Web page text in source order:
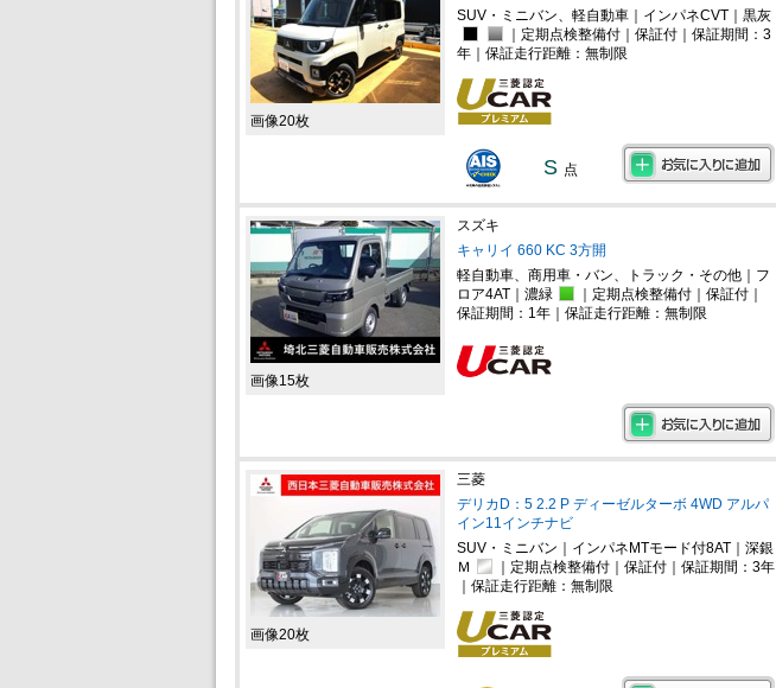
画像20枚
SUV・ミニバン、軽自動車｜インパネCVT｜黒灰
｜定期点検整備付｜保証付｜保証期間：3
年｜保証走行距離：無制限
S 点
画像15枚
スズキ
キャリイ 660 KC 3方開
軽自動車、商用車・バン、トラック・その他｜フ
ロア4AT｜濃緑
｜定期点検整備付｜保証付｜
保証期間：1年｜保証走行距離：無制限
画像20枚
三菱
デリカD：5 2.2 P ディーゼルターボ 4WD アルパ
イン11インチナビ
SUV・ミニバン｜インパネMTモード付8AT｜深銀
Ｍ
｜定期点検整備付｜保証付｜保証期間：3年
｜保証走行距離：無制限